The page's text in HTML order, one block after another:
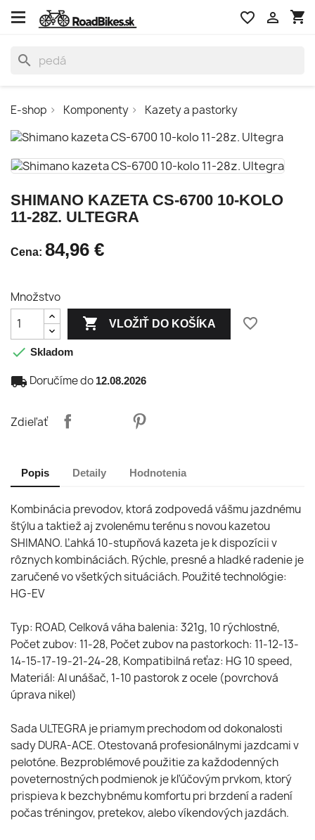
shopping_cart

favorite_border
search
E-shop Komponenty Kazety a pastorky
SHIMANO KAZETA CS-6700 10-KOLO
11-28Z. ULTEGRA
Cena: 84,96 €
Množstvo
 VLOŽIŤ DO KOŠÍKA
favorite_border
 Skladom
local_shipping Doručíme do 12.08.2026
Zdieľať
Popis Detaily Hodnotenia
Kombinácia prevodov, ktorá zodpovedá vášmu jazdnému
štýlu a taktiež aj zvolenému terénu s novou kazetou
SHIMANO. Ľahká 10-stupňová kazeta je k dispozícii v
rôznych kombináciách. Rýchle, presné a hladké radenie je
zaručené vo všetkých situáciách. Použité technológie:
HG-EV
Typ: ROAD, Celková váha balenia: 321g, 10 rýchlostné,
Počet zubov: 11-28, Počet zubov na pastorkoch: 11-12-13-
14-15-17-19-21-24-28, Kompatibilná reťaz: HG 10 speed,
Materiál: Al unášač, 1-10 pastorok z ocele (povrchová
úprava nikel)
Sada ULTEGRA je priamym prechodom od dokonalosti
sady DURA-ACE. Otestovaná profesionálnymi jazdcami v
pelotóne. Bezproblémové použitie za každodenných
poveternostných podmienok je kľúčovým prvkom, ktorý
prispieva k bezchybnému komfortu pri brzdení a radení
počas tréningov, pretekov, alebo víkendových jazdách.